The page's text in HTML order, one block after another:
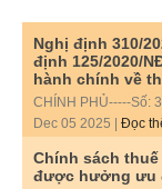
Nghị định 310/
định 125/2020/
hành chính về
CHÍNH PHỦ-----Số:
Dec 05 2025 | Đọc
Chính sách
được hưởng ưu